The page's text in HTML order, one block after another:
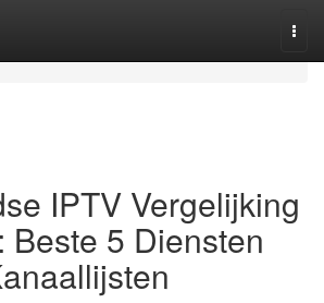
IPTV Vergelijking
Beste 5 Diensten